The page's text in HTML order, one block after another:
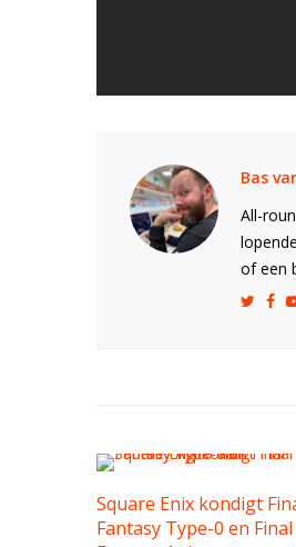
Bas
All-
of een
Square Enix kondigt
Fantasy Type-0 en Final